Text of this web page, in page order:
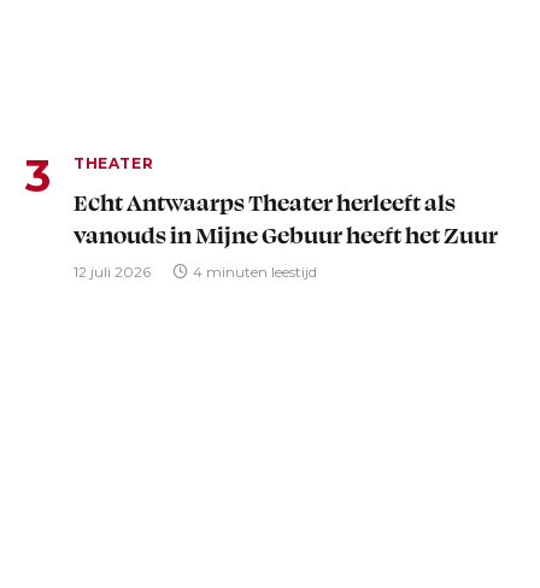
THEATER
Echt Antwaarps Theater herleeft als
vanouds in Mijne Gebuur heeft het Zuur
12 juli 2026 4 minuten leestijd